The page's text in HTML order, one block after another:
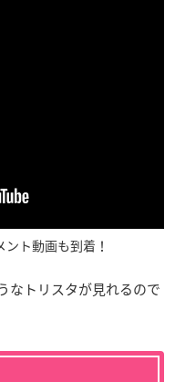
ト動画も到着！
なトリスタが見れるので